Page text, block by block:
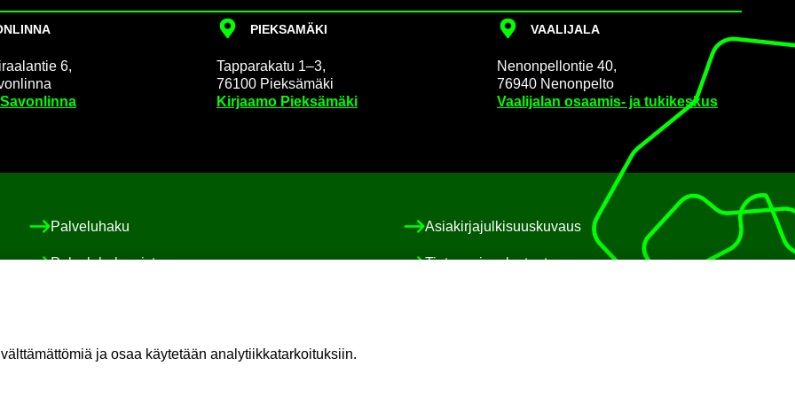
6,
PIEK­SA­MÄ­KI
Tap­pa­ra­ka­tu 1–3,
76100 Piek­sä­mä­ki
Kir­jaa­mo Piek­sä­mä­ki
VAA­LI­JA­LA
Ne­non­pel­lon­tie 40,
76940 Ne­non­pel­to
Vaa­li­ja­lan osaamis-​ ja tu­ki­kes­kus
Pal­ve­lu­ha­ku
Pal­ve­lu­ha­ke­mis­to
Asia­kir­ja­jul­ki­suus­ku­vaus
Tie­to­suo­ja­se­los­teet
ja osaa käy­te­tään ana­ly­tiik­ka­tar­koi­tuk­siin.